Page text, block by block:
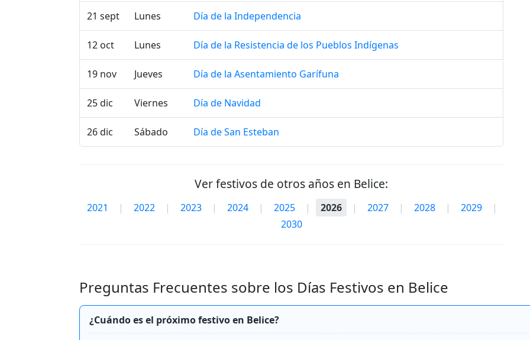
21 sept Lunes Día de la Independencia
12 oct Lunes Día de la Resistencia de los Pueblos Indígenas
19 nov Jueves Día de la Asentamiento Garífuna
25 dic Viernes Día de Navidad
26 dic Sábado Día de San Esteban
Ver festivos de otros años en Belice:
2021 | 2022 | 2023 | 2024 | 2025 | 2026 | 2027 | 2028 | 2029
|
2030
Preguntas Frecuentes sobre los Días Festivos en Belice
¿Cuándo es el próximo festivo en Belice?